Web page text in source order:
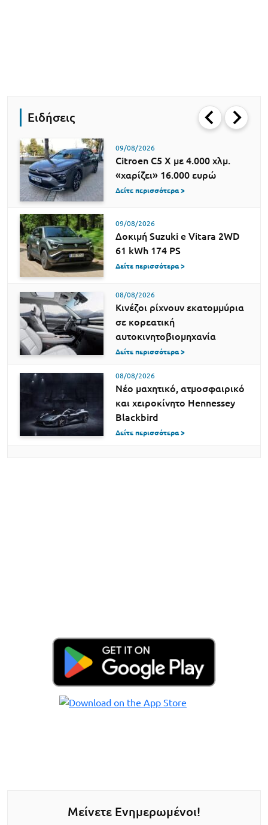
Ειδήσεις
09/08/2026
Citroen C5 X με 4.000 χλμ.
«χαρίζει» 16.000 ευρώ
Δείτε περισσότερα >
09/08/2026
Δοκιμή Suzuki e Vitara 2WD
61 kWh 174 PS
Δείτε περισσότερα >
08/08/2026
Κινέζοι ρίχνουν εκατομμύρια
σε κορεατική
αυτοκινητοβιομηχανία
Δείτε περισσότερα >
08/08/2026
Νέο μαχητικό, ατμοσφαιρικό
και χειροκίνητο Hennessey
Blackbird
Δείτε περισσότερα >
Μείνετε Ενημερωμένοι!